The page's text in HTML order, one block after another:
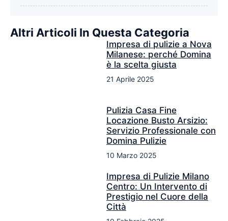
Altri Articoli In Questa Categoria
Impresa di pulizie a Nova
Milanese: perché Domina
è la scelta giusta
21 Aprile 2025
Pulizia Casa Fine
Locazione Busto Arsizio:
Servizio Professionale con
Domina Pulizie
10 Marzo 2025
Impresa di Pulizie Milano
Centro: Un Intervento di
Prestigio nel Cuore della
Città